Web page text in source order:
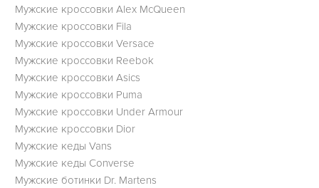
Мужские кроссовки Alex McQueen
Мужские кроссовки Fila
Мужские кроссовки Versace
Мужские кроссовки Reebok
Мужские кроссовки Asics
Мужские кроссовки Puma
Мужские кроссовки Under Armour
Мужские кроссовки Dior
Мужские кеды Vans
Мужские кеды Converse
Мужские ботинки Dr. Martens